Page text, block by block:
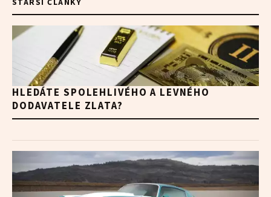
HLEDÁTE SPOLEHLIVÉHO A LEVNÉHO
DODAVATELE ZLATA?